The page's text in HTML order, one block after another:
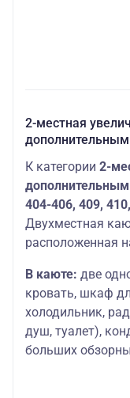
2-местная
К категории 2-
404-406, 409,
Двухместная
расположенная
В каюте: две
кровать, шкаф
холодильник,
душ, туалет),
больших